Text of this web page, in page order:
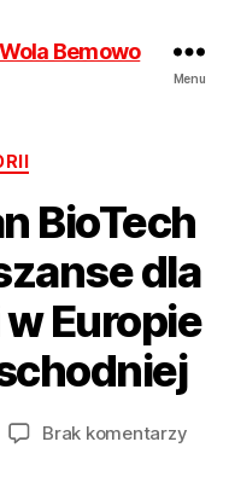
Menu
BioTech
dla
Europie
Brak komentarzydo